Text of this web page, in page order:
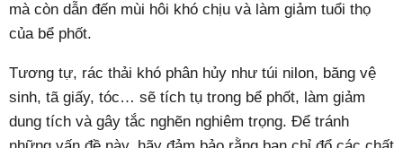
mà còn dẫn đến mùi hôi khó chịu và làm giảm tuổi thọ
của bể phốt.
Tương tự, rác thải khó phân hủy như túi nilon, băng vệ
sinh, tã giấy, tóc… sẽ tích tụ trong bể phốt, làm giảm
dung tích và gây tắc nghẽn nghiêm trọng. Để tránh